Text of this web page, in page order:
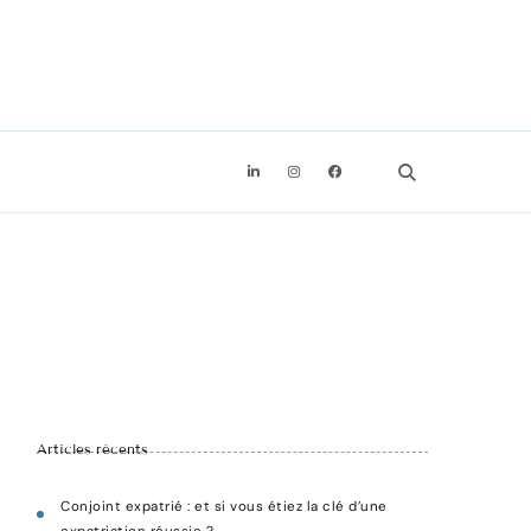
Articles récents
Conjoint expatrié : et si vous étiez la clé d’une